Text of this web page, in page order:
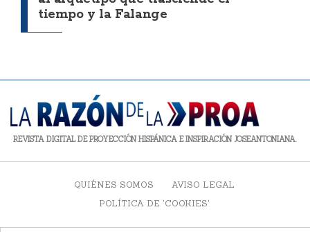
tiempo y la Falange
REVISTA DIGITAL DE PROYECCIÓN HISPÁNICA E INSPIRACIÓN JOSEANTONIANA.
QUIÉNES SOMOS
AVISO LEGAL
POLÍTICA DE 'COOKIES'